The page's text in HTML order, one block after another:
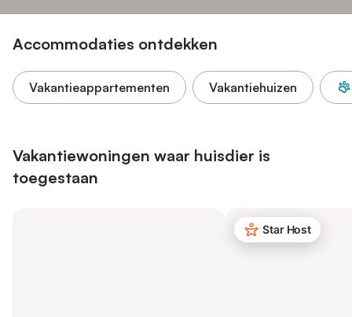
Accommodaties ontdekken
Vakantieappartementen Vakantiehuizen
Vakantiewoningen waar huisdier is
toegestaan
Star Host